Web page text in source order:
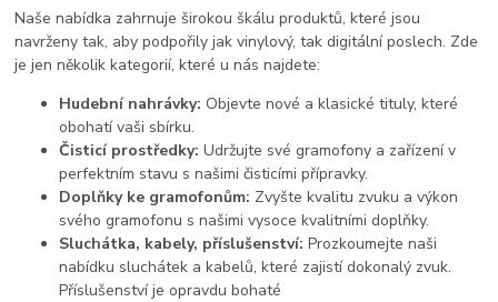
Naše nabídka zahrnuje širokou škálu produktů, které jsou
navrženy tak, aby podpořily jak vinylový, tak digitální poslech. Zde
je jen několik kategorií, které u nás najdete:
Hudební nahrávky: Objevte nové a klasické tituly, které
obohatí vaši sbírku.
Čisticí prostředky: Udržujte své gramofony a zařízení v
perfektním stavu s našimi čisticími přípravky.
Doplňky ke gramofonům: Zvyšte kvalitu zvuku a výkon
svého gramofonu s našimi vysoce kvalitními doplňky.
Sluchátka, kabely, příslušenství: Prozkoumejte naši
nabídku sluchátek a kabelů, které zajistí dokonalý zvuk.
Příslušenství je opravdu bohaté